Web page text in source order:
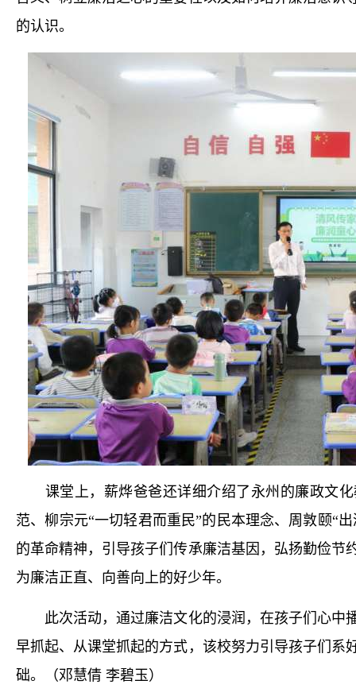
的认识。
课堂上，薪烨爸爸还详细介绍了永州的廉政文化
范、柳宗元“一切轻君而重民”的民本理念、周敦颐“
的革命精神，引导孩子们传承廉洁基因，弘扬勤俭
为廉洁正直、向善向上的好少年。
此次活动，通过廉洁文化的浸润，在孩子们心中
早抓起、从课堂抓起的方式，该校努力引导孩子们
础。（邓慧倩 李碧玉）